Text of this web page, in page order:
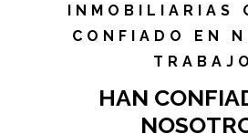
INMOBILIARIAS
CONFIADO EN
TRABAJO
HAN